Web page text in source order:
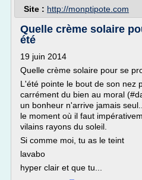
Site : http://monptipote.com
Quelle crème solaire
été
19 juin 2014
Quelle crème solaire pour se
L'été pointe le bout de son nez
carrément du bien au moral
un bonheur n'arrive jamais
le moment où il faut
vilains rayons du soleil.
Si comme moi, tu as le teint
lavabo
hyper clair et que tu...